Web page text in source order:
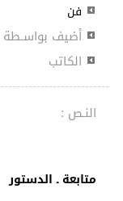
فن
أضيف بواسـطة
الكاتب
النـص :
متابعة ـ الدستور